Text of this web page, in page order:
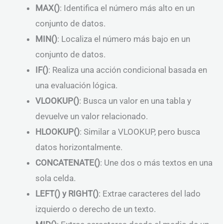
MAX(): Identifica el número más alto en un
conjunto de datos.
MIN(): Localiza el número más bajo en un
conjunto de datos.
IF(): Realiza una acción condicional basada en
una evaluación lógica.
VLOOKUP(): Busca un valor en una tabla y
devuelve un valor relacionado.
HLOOKUP(): Similar a VLOOKUP, pero busca
datos horizontalmente.
CONCATENATE(): Une dos o más textos en una
sola celda.
LEFT() y RIGHT(): Extrae caracteres del lado
izquierdo o derecho de un texto.